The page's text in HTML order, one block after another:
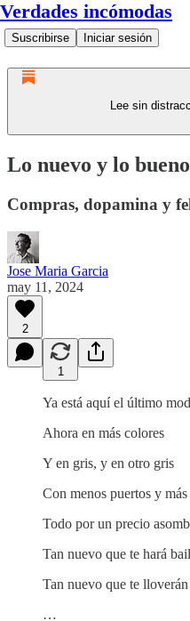
Verdades incómodas
Suscribirse Iniciar sesión
Lee sin
Lo nuevo y lo bueno
Compras, dopamina y
Jose Maria Garcia
may 11, 2024
2
1
Ya está aquí el último
Ahora en más colores
Y en gris, y en otro gris
Con menos puertos y más
Todo por un precio
Tan nuevo que te hará
Tan nuevo que te
…